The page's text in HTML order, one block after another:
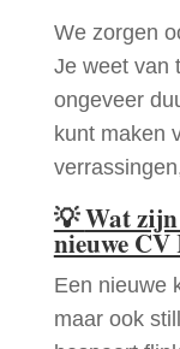
We zorgen
Je weet van
ongeveer
kunt maken
💡Wat zijn
nieuwe CV
Een nieuwe
maar ook